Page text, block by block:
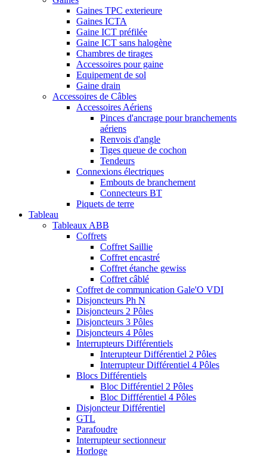
Gaines TPC exterieure
Gaines ICTA
Gaine ICT préfilée
Gaine ICT sans halogène
Chambres de tirages
Accessoires pour gaine
Equipement de sol
Gaine drain
Accessoires de Câbles
Accessoires Aériens
Pinces d'ancrage pour branchements
aériens
Renvois d'angle
Tiges queue de cochon
Tendeurs
Connexions électriques
Embouts de branchement
Connecteurs BT
Piquets de terre
Tableau
Tableaux ABB
Coffrets
Coffret Saillie
Coffret encastré
Coffret étanche gewiss
Coffret câblé
Coffret de communication Gale'O VDI
Disjoncteurs Ph N
Disjoncteurs 2 Pôles
Disjoncteurs 3 Pôles
Disjoncteurs 4 Pôles
Interrupteurs Différentiels
Interupteur Différentiel 2 Pôles
Interrupteur Différentiel 4 Pôles
Blocs Différentiels
Bloc Différentiel 2 Pôles
Bloc Diffférentiel 4 Pôles
Disjoncteur Différentiel
GTL
Parafoudre
Interrupteur sectionneur
Horloge